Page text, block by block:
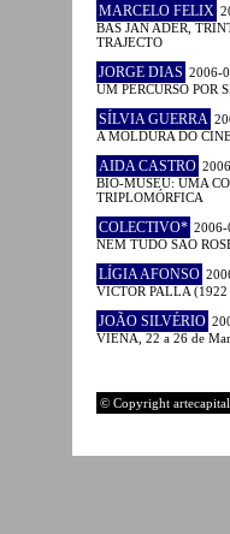
MARCELO FELIX
BAS JAN ADER,
TRAJECTO
JORGE DIAS 2006-
UM PERCURSO POR
SÍLVIA GUERRA
A MOLDURA DO
AIDA CASTRO
BIO-MUSEU: UMA
TRIPLOMÓRFICA
COLECTIVO*
NEM TUDO SÃO
LÍGIA AFONSO
VICTOR PALLA
JOÃO SILVÉRIO
VIENA, 22 a 26 de
© Copyright